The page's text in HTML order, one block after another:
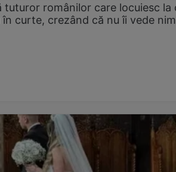
tuturor românilor care locuiesc la
curte, crezând că nu îi vede